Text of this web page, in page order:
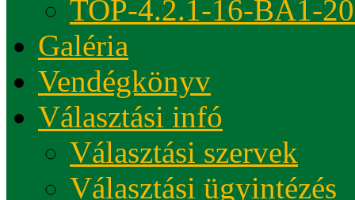
TOP-4.2.1-16-BA1-
Galéria
Vendégkönyv
Választási infó
Választási szervek
Választási ügyintézés